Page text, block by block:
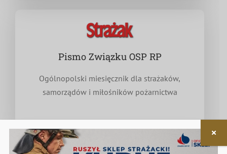
Pismo Związku OSP RP
Ogólnopolski miesięcznik dla strażaków,
samorządów i miłośników pożarnictwa